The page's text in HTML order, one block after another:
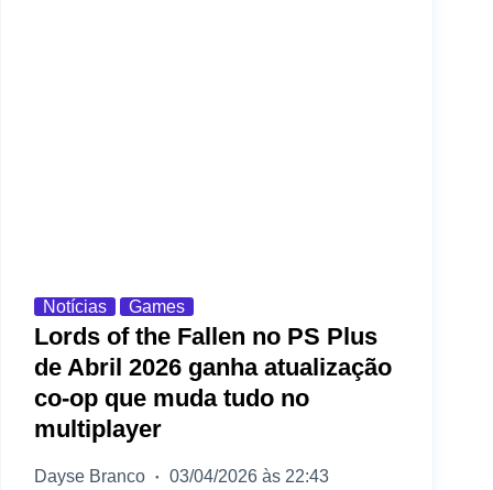
Notícias Games
Lords of the Fallen no PS Plus
de Abril 2026 ganha atualização
co-op que muda tudo no
multiplayer
Dayse Branco 03/04/2026 às 22:43